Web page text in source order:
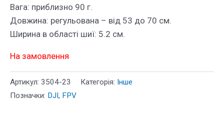
Вага: приблизно 90 г.
Довжина: регульована – від 53 до 70 см.
Ширина в області шиї: 5.2 см.
На замовлення
Артикул: 3504-23 Категорія: Інше
Позначки: DJI , FPV